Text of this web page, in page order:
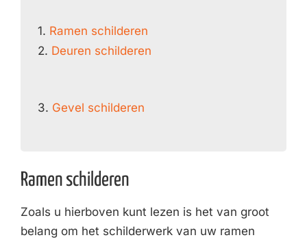
1. Ramen schilderen
2. Deuren schilderen
3. Gevel schilderen
Ramen schilderen
Zoals u hierboven kunt lezen is het van groot
belang om het schilderwerk van uw ramen